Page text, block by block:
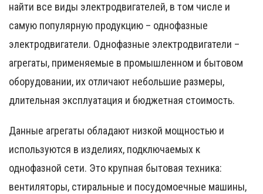
найти все виды электродвигателей, в том числе и
самую популярную продукцию – однофазные
электродвигатели. Однофазные электродвигатели –
агрегаты, применяемые в промышленном и бытовом
оборудовании, их отличают небольшие размеры,
длительная эксплуатация и бюджетная стоимость.
Данные агрегаты обладают низкой мощностью и
используются в изделиях, подключаемых к
однофазной сети. Это крупная бытовая техника:
вентиляторы, стиральные и посудомоечные машины,